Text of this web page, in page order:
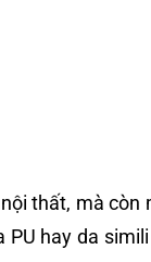
thất, mà
hay da